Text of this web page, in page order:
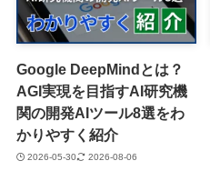
Google DeepMindとは？
AGI実現を目指すAI研究機
関の開発AIツール8選をわ
かりやすく紹介
2026-05-30 2026-08-06